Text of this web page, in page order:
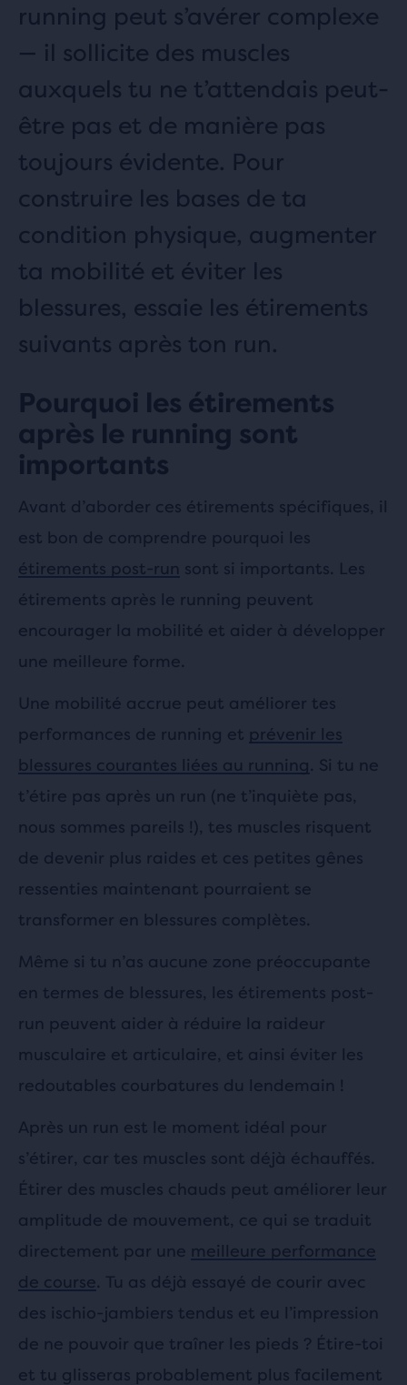
running peut s’avérer complexe
— il sollicite des muscles
auxquels tu ne t’attendais peut-
être pas et de manière pas
toujours évidente. Pour
construire les bases de ta
condition physique, augmenter
ta mobilité et éviter les
blessures, essaie les étirements
suivants après ton run.
Pourquoi les étirements
après le running sont
importants
Avant d’aborder ces étirements spécifiques, il
est bon de comprendre pourquoi les
étirements post-run sont si importants. Les
étirements après le running peuvent
encourager la mobilité et aider à développer
une meilleure forme.
Une mobilité accrue peut améliorer tes
performances de running et prévenir les
blessures courantes liées au running. Si tu ne
t’étire pas après un run (ne t’inquiète pas,
nous sommes pareils !), tes muscles risquent
de devenir plus raides et ces petites gênes
ressenties maintenant pourraient se
transformer en blessures complètes.
Même si tu n’as aucune zone préoccupante
en termes de blessures, les étirements post-
run peuvent aider à réduire la raideur
musculaire et articulaire, et ainsi éviter les
redoutables courbatures du lendemain !
Après un run est le moment idéal pour
s’étirer, car tes muscles sont déjà échauffés.
Étirer des muscles chauds peut améliorer leur
amplitude de mouvement, ce qui se traduit
directement par une meilleure performance
de course. Tu as déjà essayé de courir avec
des ischio-jambiers tendus et eu l’impression
de ne pouvoir que traîner les pieds ? Étire-toi
et tu glisseras probablement plus facilement